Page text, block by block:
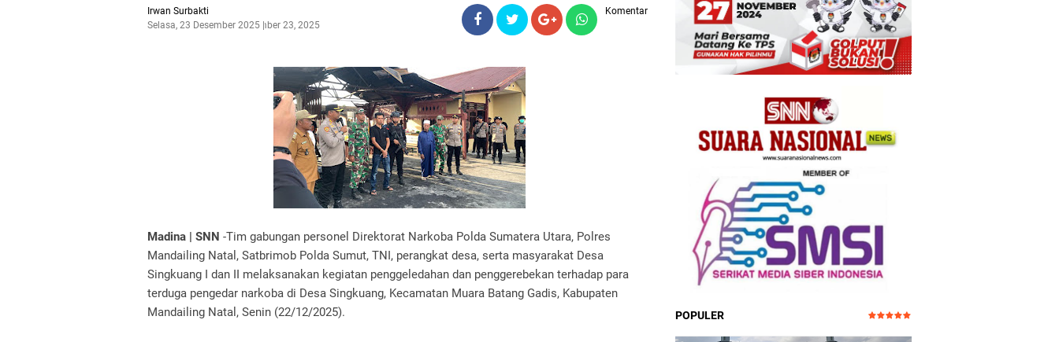
Irwan Surbakti
Selasa, 23 Desember 2025Desember 23, 2025
Komentar
Madina | SNN -Tim gabungan personel Direktorat Narkoba Polda Sumatera Utara, Polres
Mandailing Natal, Satbrimob Polda Sumut, TNI, perangkat desa, serta masyarakat Desa
Singkuang I dan II melaksanakan kegiatan penggeledahan dan penggerebekan terhadap para
terduga pengedar narkoba di Desa Singkuang, Kecamatan Muara Batang Gadis, Kabupaten
Mandailing Natal, Senin (22/12/2025).
POPULER